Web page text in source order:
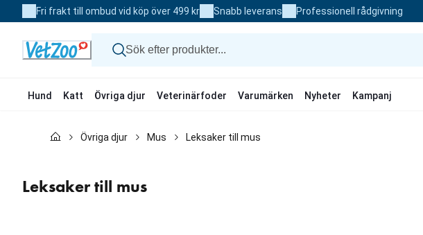
to
Fri frakt till ombud vid köp över 499 kr Snabb leverans Professionell rådgivning
Hund Katt Övriga djur Veterinärfoder Varumärken Nyheter Kampanj
Varumärken
Nyheter
Övriga djur Mus Leksaker till mus
Leksaker till mus